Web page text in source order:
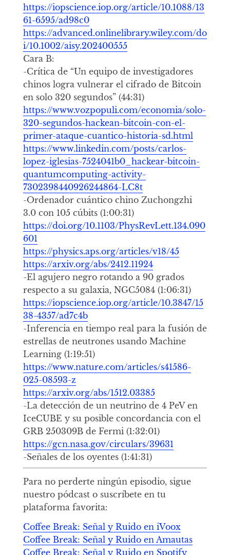
https://iopscience.iop.org/article/10.1088/13
61-6595/ad98c0
https://advanced.onlinelibrary.wiley.com/do
i/10.1002/aisy.202400555
Cara B:
-Crítica de “Un equipo de investigadores
chinos logra vulnerar el cifrado de Bitcoin
en solo 320 segundos” (44:31)
https://www.vozpopuli.com/economia/solo-
320-segundos-hackean-bitcoin-con-el-
primer-ataque-cuantico-historia-sd.html
https://www.linkedin.com/posts/carlos-
lopez-iglesias-7524041b0_hackear-bitcoin-
quantumcomputing-activity-
7302398440926244864-LC8t
-Ordenador cuántico chino Zuchongzhi
3.0 con 105 cúbits (1:00:31)
https://doi.org/10.1103/PhysRevLett.134.090
601
https://physics.aps.org/articles/v18/45
https://arxiv.org/abs/2412.11924
-El agujero negro rotando a 90 grados
respecto a su galaxia, NGC5084 (1:06:31)
https://iopscience.iop.org/article/10.3847/15
38-4357/ad7c4b
-Inferencia en tiempo real para la fusión de
estrellas de neutrones usando Machine
Learning (1:19:51)
https://www.nature.com/articles/s41586-
025-08593-z
https://arxiv.org/abs/1512.03385
-La detección de un neutrino de 4 PeV en
IceCUBE y su posible concordancia con el
GRB 250309B de Fermi (1:32:01)
https://gcn.nasa.gov/circulars/39631
-Señales de los oyentes (1:41:31)
Para no perderte ningún episodio, sigue
nuestro pódcast o suscríbete en tu
plataforma favorita:
Coffee Break: Señal y Ruido en iVoox
Coffee Break: Señal y Ruido en Amautas
Coffee Break: Señal y Ruido en Spotify